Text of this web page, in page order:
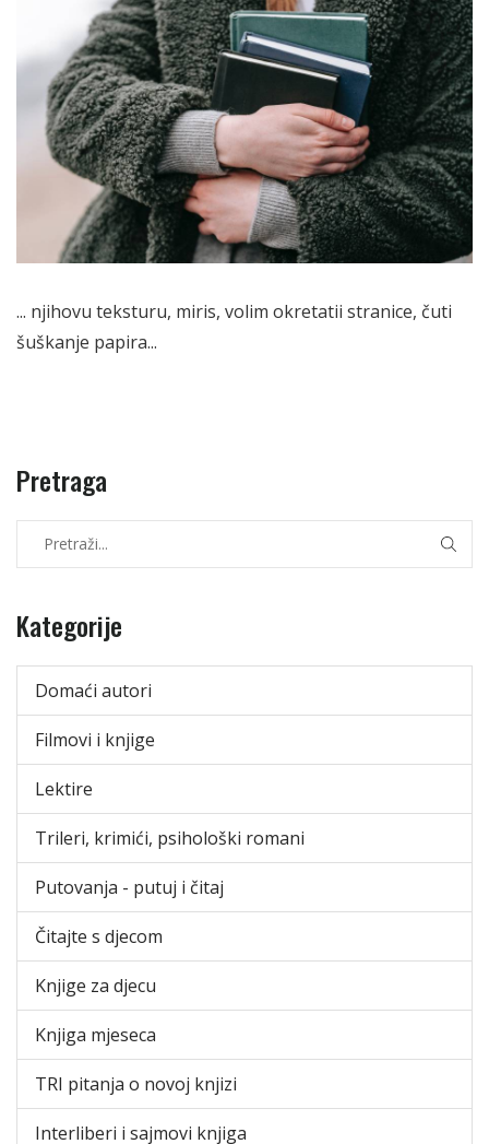
... njihovu teksturu, miris, volim okretatii stranice, čuti
šuškanje papira...
Pretraga
Kategorije
Domaći autori
Filmovi i knjige
Lektire
Trileri, krimići, psihološki romani
Putovanja - putuj i čitaj
Čitajte s djecom
Knjige za djecu
Knjiga mjeseca
TRI pitanja o novoj knjizi
Interliberi i sajmovi knjiga